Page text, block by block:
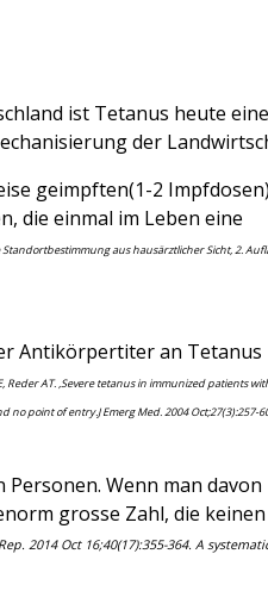
ist Tetanus heute
der
geimpften(1-2 Impfdosen)
die einmal im Leben eine
aus hausärztlicher Sicht, 2.
Antikörpertiter an Tetanus
Reder AT. ,Severe tetanus in immunized patients
point of entry.J Emerg Med. 2004 Oct;27(3):257-
Wenn man davon
grosse Zahl, die keinen
2014 Oct 16;40(17):355-364. A